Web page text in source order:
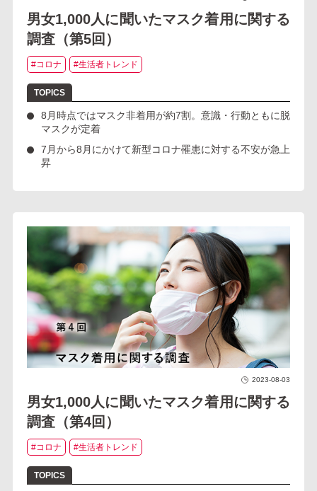
男女1,000人に聞いたマスク着用に関する
調査（第5回）
#コロナ #生活者トレンド
8月時点ではマスク非着用が約7割。意識・行動ともに脱
マスクが定着
7月から8月にかけて新型コロナ罹患に対する不安が急上
昇
2023-08-03
男女1,000人に聞いたマスク着用に関する
調査（第4回）
#コロナ #生活者トレンド